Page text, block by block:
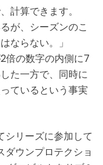
計算できます。
が、シーズンのこ
ならない。」
倍の数字の内側に7
た一方で、同時に
ているという事実
シリーズに参加して
ダウンプロテクショ